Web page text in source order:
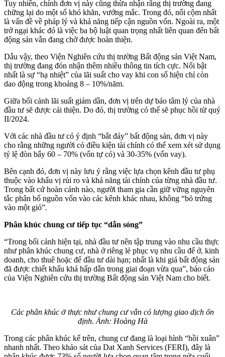
Tuy nhiên, chính đơn vị này cũng thừa nhận rằng thị trường đang
chững lại do một số khó khăn, vướng mắc. Trong đó, nổi cộm nhất
là vấn đề về pháp lý và khả năng tiếp cận nguồn vốn. Ngoài ra, một
trở ngại khác đó là việc ba bộ luật quan trọng nhất liên quan đến bất
động sản vẫn đang chờ được hoàn thiện.
Dẫu vậy, theo Viện Nghiên cứu thị trường Bất động sản Việt Nam,
thị trường đang đón nhận thêm nhiều thông tin tích cực. Nổi bật
nhất là sự “hạ nhiệt” của lãi suất cho vay khi con số hiện chỉ còn
dao động trong khoảng 8 – 10%/năm.
Giữa bối cảnh lãi suất giảm dần, đơn vị trên dự báo tâm lý của nhà
đầu tư sẽ được cải thiện. Do đó, thị trường có thể sẽ phục hồi từ quý
II/2024.
Với các nhà đầu tư có ý định “bắt đáy” bất động sản, đơn vị này
cho rằng những người có điều kiện tài chính có thể xem xét sử dụng
tỷ lệ đòn bẩy 60 – 70% (vốn tự có) và 30-35% (vốn vay).
Bên cạnh đó, đơn vị này lưu ý rằng việc lựa chọn kênh đầu tư phụ
thuộc vào khẩu vị rủi ro và khả năng tài chính của từng nhà đầu tư.
Trong bất cứ hoàn cảnh nào, người tham gia cần giữ vững nguyên
tắc phân bổ nguồn vốn vào các kênh khác nhau, không “bỏ trứng
vào một giỏ”.
Phân khúc chung cư tiếp tục “dẫn sóng”
“Trong bối cảnh hiện tại, nhà đầu tư nên tập trung vào nhu cầu thực
như phân khúc chung cư, nhà ở riêng lẻ phục vụ nhu cầu để ở, kinh
doanh, cho thuê hoặc để đầu tư dài hạn; nhất là khi giá bất động sản
đã được chiết khấu khá hấp dẫn trong giai đoạn vừa qua”, báo cáo
của Viện Nghiên cứu thị trường Bất động sản Việt Nam cho biết.
Các phân khúc ở thực như chung cư vẫn có lượng giao dịch ổn
định. Ảnh: Hoàng Hà
Trong các phân khúc kể trên, chung cư đang là loại hình “hồi xuân”
nhanh nhất. Theo khảo sát của Dat Xanh Services (FERI), đây là